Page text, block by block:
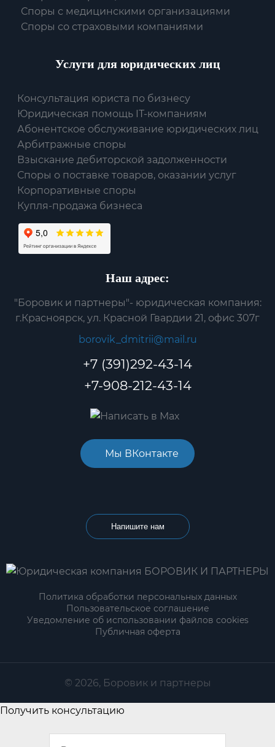
Споры с медицинскими организациями
Споры со страховыми компаниями
Услуги для юридических лиц
Консультация юриста по бизнесу
Юридическая помощь IT-компаниям
Абонентское обслуживание юридических лиц
Арбитражные споры
Взыскание дебиторской задолженности
Споры о поставке товаров, оказании услуг
Корпоративные споры
Купля-продажа бизнеса
Наш адрес:
"Боровик и партнеры"- юридическая компания:
г.Красноярск, ул. Красной Гвардии 21, офис 307г
borovik_dmitrii@mail.ru
+7 (391)292-43-14
+7-908-212-43-14
Мы ВКонтакте
Напишите нам
Политика обработки персональных данных
Пользовательское соглашение
Уведомление об использовании файлов cookies
Публичная оферта
© 2026, Боровик и партнеры
Получить консультацию